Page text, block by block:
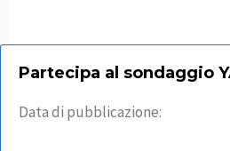
Partecipa al sondaggio
Data di pubblicazione: